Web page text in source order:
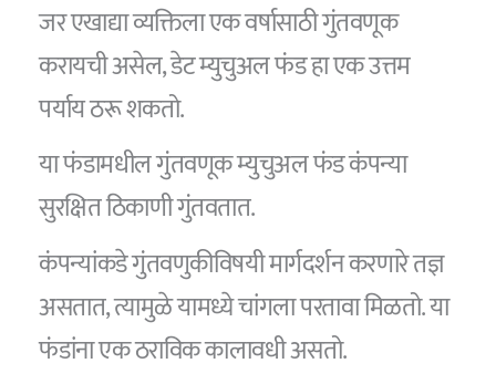
जर एखाद्या व्यक्तिला एक वर्षासाठी गुंतवणूक
करायची असेल, डेट म्युचुअल फंड हा एक उत्तम
पर्याय ठरू शकतो.
या फंडामधील गुंतवणूक म्युचुअल फंड कंपन्या
सुरक्षित ठिकाणी गुंतवतात.
कंपन्यांकडे गुंतवणुकीविषयी मार्गदर्शन करणारे तज्ञ
असतात, त्यामुळे यामध्ये चांगला परतावा मिळतो. या
फंडांना एक ठराविक कालावधी असतो.